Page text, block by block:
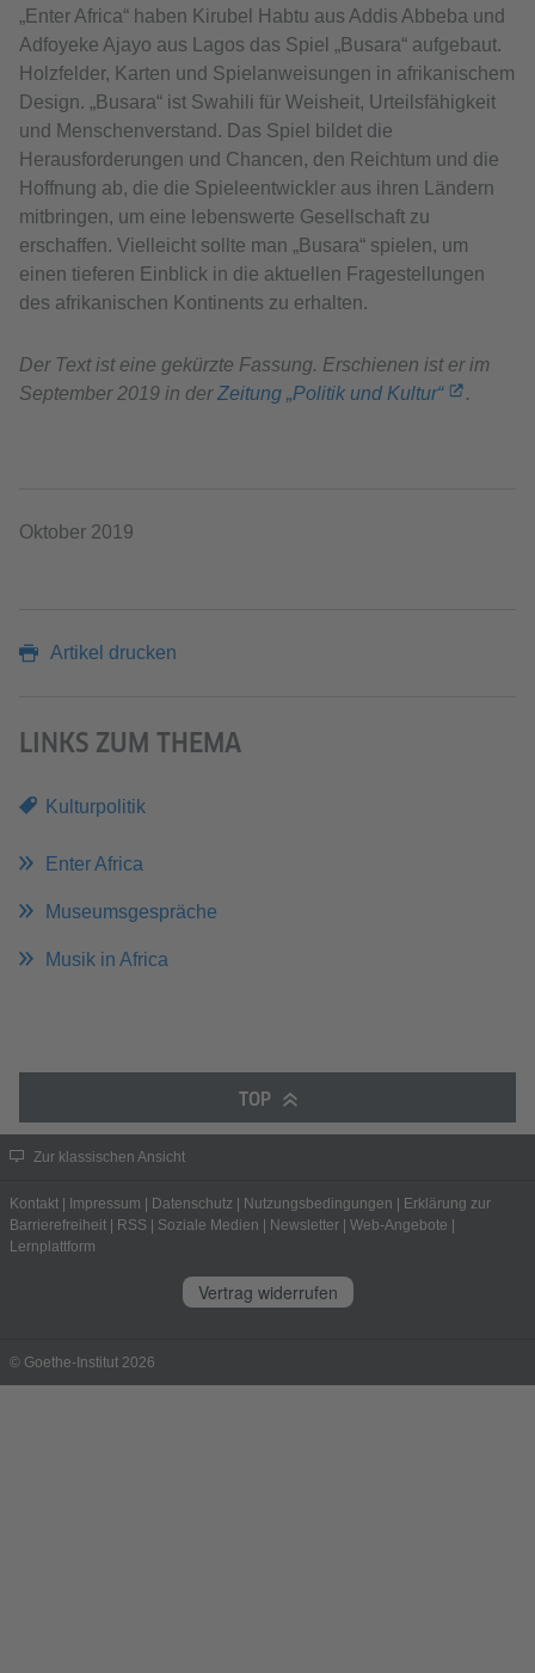
„Enter Africa“ haben Kirubel Habtu aus Addis Abbeba und
Adfoyeke Ajayo aus Lagos das Spiel „Busara“ aufgebaut.
Holzfelder, Karten und Spielanweisungen in afrikanischem
Design. „Busara“ ist Swahili für Weisheit, Urteilsfähigkeit
und Menschenverstand. Das Spiel bildet die
Herausforderungen und Chancen, den Reichtum und die
Hoffnung ab, die die Spieleentwickler aus ihren Ländern
mitbringen, um eine lebenswerte Gesellschaft zu
erschaffen. Vielleicht sollte man „Busara“ spielen, um
einen tieferen Einblick in die aktuellen Fragestellungen
des afrikanischen Kontinents zu erhalten.
Der Text ist eine gekürzte Fassung. Erschienen ist er im
September 2019 in derZeitung „Politik und Kultur“ .
Oktober 2019
Artikel drucken
LINKS ZUM THEMA
Kulturpolitik
Enter Africa
Museumsgespräche
Musik in Africa
TOP
Zur klassischen Ansicht
Kontakt Impressum Datenschutz Nutzungsbedingungen
Erklärung zur
Barrierefreiheit
RSS Soziale Medien Newsletter Web-Angebote
Lernplattform
Vertrag widerrufen
© Goethe-Institut 2026